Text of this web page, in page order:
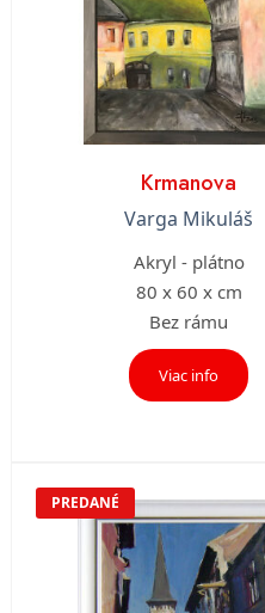
Krmanova
Varga Mikuláš
Akryl - plátno
80 x 60 x cm
Bez rámu
Viac info
PREDANÉ